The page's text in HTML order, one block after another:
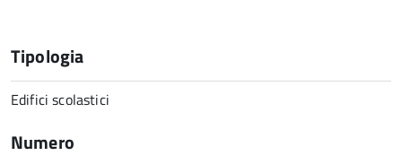
Tipologia
Edifici scolastici
Numero